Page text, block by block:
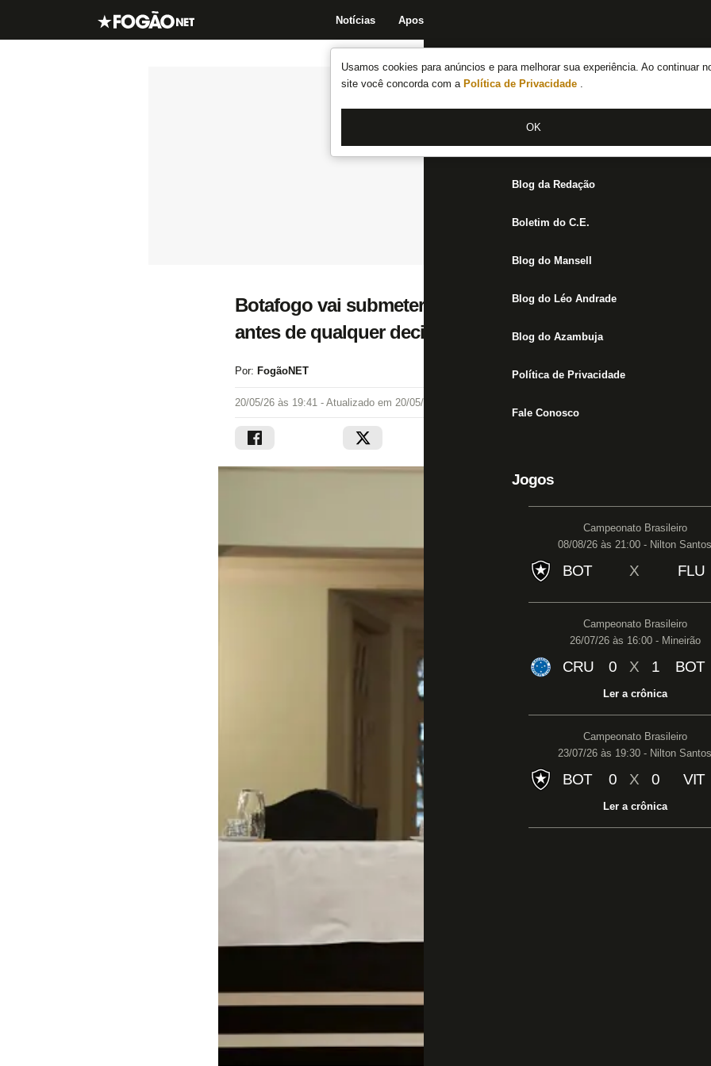
Usamos cookies para anúncios e para melhorar sua experiência. Ao continuar
site você concorda com a Política de Privacidade .
OK
Notícias Apostas
Notícias do Botafogo
Fórum
Jogos
Blog da Redação
Boletim do C.E.
Blog do Mansell
Blog do Léo Andrade
Blog do Azambuja
Política de Privacidade
Fale Conosco
Jogos
Campeonato Brasileiro
08/08/26 às 21:00 - Nilton Santos
BOT X FLU
Campeonato Brasileiro
26/07/26 às 16:00 - Mineirão
CRU 0 X 1 BOT
Ler a crônica
Campeonato Brasileiro
23/07/26 às 19:30 - Nilton Santos
BOT 0 X 0 VIT
Ler a crônica
Botafogo vai submeter propostas pela SAF ao Conselho
antes de qualquer decisão
Por: FogãoNET
20/05/26 às 19:41 - Atualizado em 20/05/26 às 19:42